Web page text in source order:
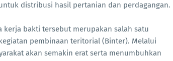
distribusi hasil pertanian dan perdagangan.
kerja bakti tersebut merupakan salah satu
pembinaan teritorial (Binter). Melalui
akan semakin erat serta menumbuhkan